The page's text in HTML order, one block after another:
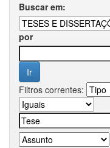
Buscar em:
por
Filtros correntes: